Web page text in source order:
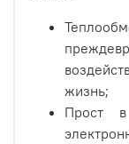
жизнь;
Прост в